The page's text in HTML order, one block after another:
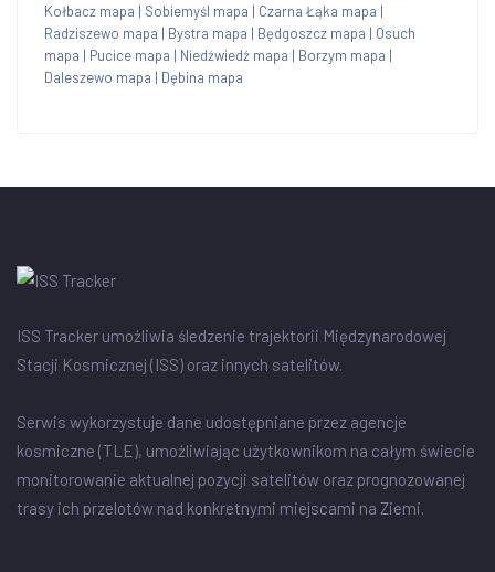
Kołbacz mapa | Sobiemyśl mapa | Czarna Łąka mapa |
Radziszewo mapa | Bystra mapa | Będgoszcz mapa | Osuch
mapa | Pucice mapa | Niedźwiedź mapa | Borzym mapa |
Daleszewo mapa | Dębina mapa
ISS Tracker umożliwia śledzenie trajektorii Międzynarodowej
Stacji Kosmicznej (ISS) oraz innych satelitów.
Serwis wykorzystuje dane udostępniane przez agencje
kosmiczne (TLE), umożliwiając użytkownikom na całym świecie
monitorowanie aktualnej pozycji satelitów oraz prognozowanej
trasy ich przelotów nad konkretnymi miejscami na Ziemi.